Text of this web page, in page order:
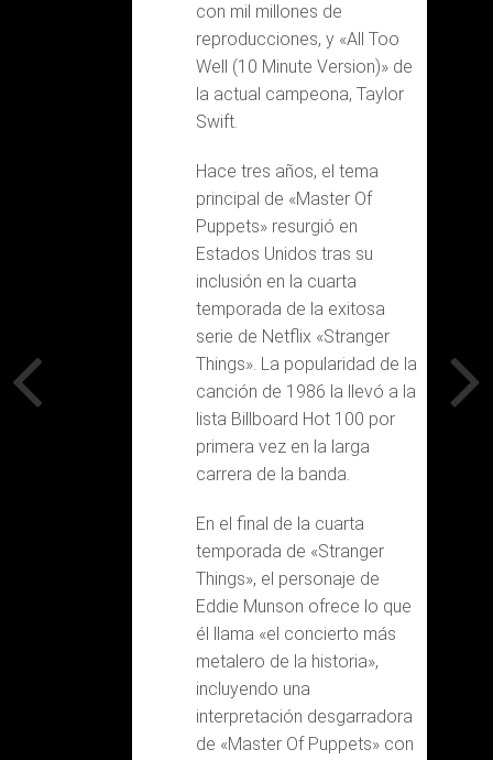
con mil millones de
reproducciones, y «All Too
Well (10 Minute Version)» de
la actual campeona, Taylor
Swift.
Hace tres años, el tema
principal de «Master Of
Puppets» resurgió en
Estados Unidos tras su
inclusión en la cuarta
temporada de la exitosa
serie de Netflix «Stranger
Things». La popularidad de la
canción de 1986 la llevó a la
lista Billboard Hot 100 por
primera vez en la larga
carrera de la banda.
En el final de la cuarta
temporada de «Stranger
Things», el personaje de
Eddie Munson ofrece lo que
él llama «el concierto más
metalero de la historia»,
incluyendo una
interpretación desgarradora
de «Master Of Puppets» con